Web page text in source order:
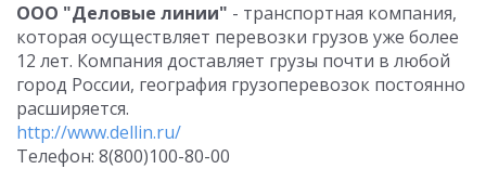
ООО "Деловые линии" - транспортная компания,
которая осуществляет перевозки грузов уже более
12 лет. Компания доставляет грузы почти в любой
город России, география грузоперевозок постоянно
расширяется.
http://www.dellin.ru/
Телефон: 8(800)100-80-00